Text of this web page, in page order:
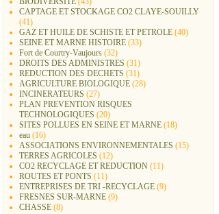
CAPTAGE ET STOCKAGE CO2 CLAYE-SOUILLY
(41)
GAZ ET HUILE DE SCHISTE ET PETROLE (40)
SEINE ET MARNE HISTOIRE (33)
Fort de Courtry-Vaujours (32)
DROITS DES ADMINISTRES (31)
REDUCTION DES DECHETS (31)
AGRICULTURE BIOLOGIQUE (28)
INCINERATEURS (27)
PLAN PREVENTION RISQUES
TECHNOLOGIQUES (20)
SITES POLLUES EN SEINE ET MARNE (18)
eau (16)
ASSOCIATIONS ENVIRONNEMENTALES (15)
TERRES AGRICOLES (12)
CO2 RECYCLAGE ET REDUCTION (11)
ROUTES ET PONTS (11)
ENTREPRISES DE TRI -RECYCLAGE (9)
FRESNES SUR-MARNE (9)
CHASSE (8)